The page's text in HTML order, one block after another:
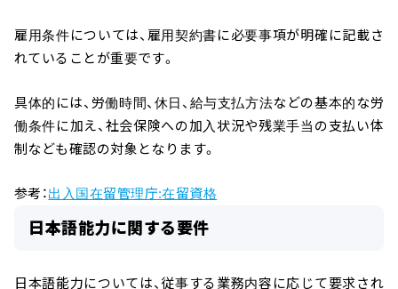
雇用条件については、雇用契約書に必要事項が明確に記載さ
れていることが重要です。
具体的には、労働時間、休日、給与支払方法などの基本的な労
働条件に加え、社会保険への加入状況や残業手当の支払い体
制なども確認の対象となります。
参考：出入国在留管理庁:在留資格
日本語能力に関する要件
日本語能力については、従事する業務内容に応じて要求され